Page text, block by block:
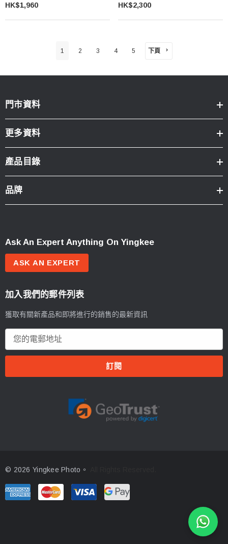
富圖 F50 快拆板）
HK$1,960
台）
HK$2,300
1 2 3 4 5 下頁
門市資料
更多資料
產品目錄
品牌
Ask An Expert Anything On Yingkee
ASK AN EXPERT
加入我們的郵件列表
獲取有關新產品和即將進行的銷售的最新資訊
郵
© 2026 Yingkee Photo。